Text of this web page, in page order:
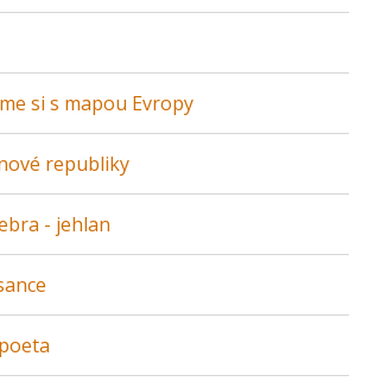
si s mapou Evropy
republiky
- jehlan